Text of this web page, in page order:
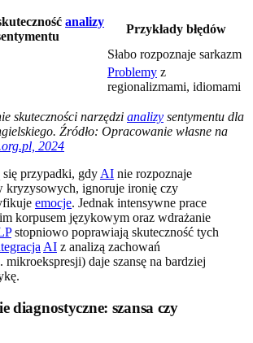
analizy
Przykłady błędów
Słabo rozpoznaje sarkazm
Problemy z
regionalizmami, idiomami
skuteczności narzędzi analizy sentymentu dla
Źródło: Opracowanie własne na
2024
przypadki, gdy AI nie rozpoznaje
kryzysowych, ignoruje ironię czy
emocje. Jednak intensywne prace
korpusem językowym oraz wdrażanie
stopniowo poprawiają skuteczność tych
AI z analizą zachowań
daje szansę na bardziej
diagnostyczne: szansa czy